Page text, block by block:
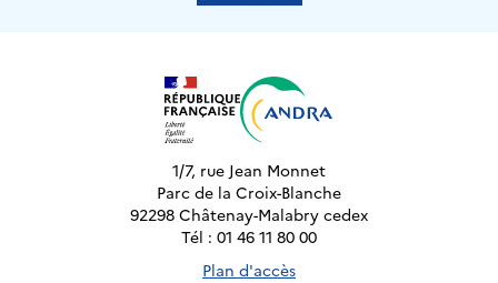
1/7, rue Jean Monnet
Parc de la Croix-Blanche
92298 Châtenay-Malabry cedex
Tél : 01 46 11 80 00
Plan d'accès